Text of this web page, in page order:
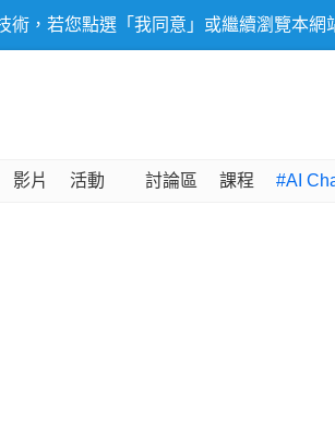
，若您點選「我同意」或繼續瀏覽本網
影片 活動 討論區 課程 #AI